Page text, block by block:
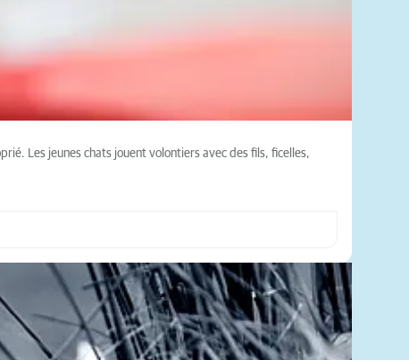
Les jeunes chats jouent volontiers avec des fils, ficelles,